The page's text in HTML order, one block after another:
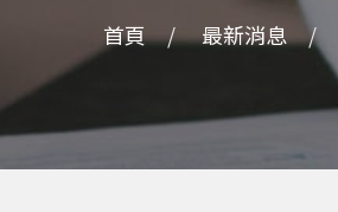
首頁 最新消息